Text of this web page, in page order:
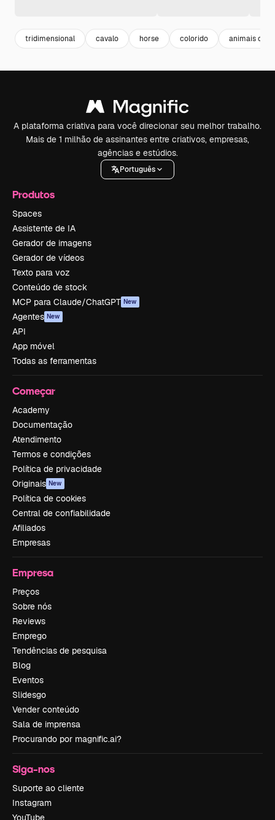
tridimensional cavalo horse colorido animais
A plataforma criativa para você direcionar seu melhor trabalho.
Mais de 1 milhão de assinantes entre criativos, empresas,
agências e estúdios.
Português
Produtos
Spaces
Assistente de IA
Gerador de imagens
Gerador de vídeos
Texto para voz
Conteúdo de stock
MCP para Claude/ChatGPT New
Agentes New
API
App móvel
Todas as ferramentas
Começar
Academy
Documentação
Atendimento
Termos e condições
Política de privacidade
Originais New
Política de cookies
Central de confiabilidade
Afiliados
Empresas
Empresa
Preços
Sobre nós
Reviews
Emprego
Tendências de pesquisa
Blog
Eventos
Slidesgo
Vender conteúdo
Sala de imprensa
Procurando por magnific.ai?
Siga-nos
Suporte ao cliente
Instagram
YouTube